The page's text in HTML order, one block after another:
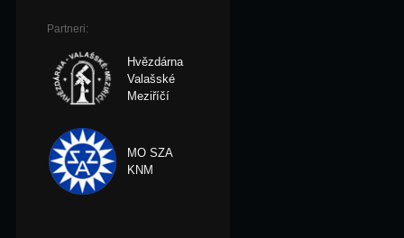
Partneri:
Hvězdárna
Valašské
Meziříčí
MO SZA
KNM